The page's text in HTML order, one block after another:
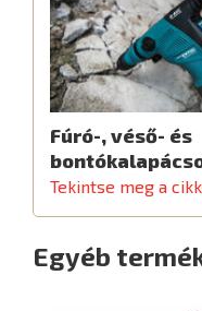
Fúró-, véső- és
Tekintse meg a
Egyéb